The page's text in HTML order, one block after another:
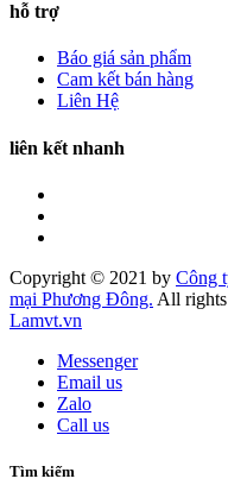
hỗ trợ
Báo giá sản phẩm
Cam kết bán hàng
Liên Hệ
liên kết nhanh
Copyright © 2021 by Công
mại Phương Đông. All
Lamvt.vn
Messenger
Email us
Zalo
Call us
Tìm kiếm